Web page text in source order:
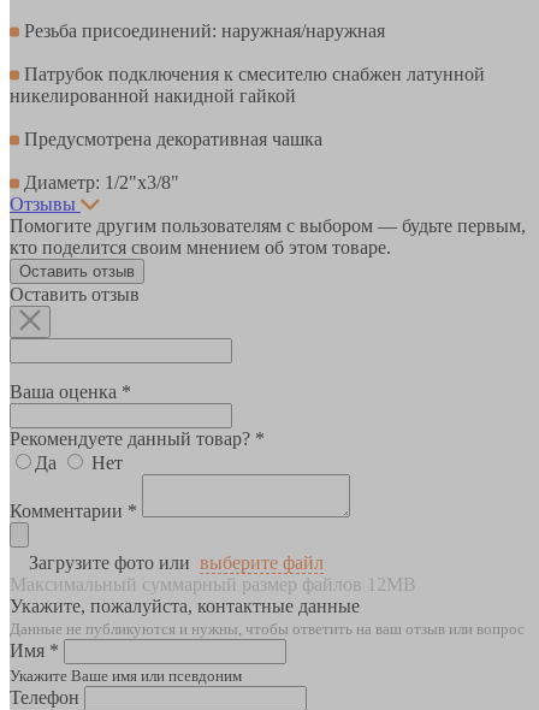
Резьба присоединений: наружная/наружная
Патрубок подключения к смесителю снабжен латунной
никелированной накидной гайкой
Предусмотрена декоративная чашка
Диаметр: 1/2"х3/8"
Отзывы
Помогите другим пользователям с выбором — будьте первым,
кто поделится своим мнением об этом товаре.
Оставить отзыв
Оставить отзыв
Ваша оценка *
Рекомендуете данный товар? *
Да
Нет
Комментарии *
Загрузите фото или выберите файл
Максимальный суммарный размер файлов 12MB
Укажите, пожалуйста, контактные данные
Данные не публикуются и нужны, чтобы ответить на ваш отзыв или вопрос
Имя *
Укажите Ваше имя или псевдоним
Телефон